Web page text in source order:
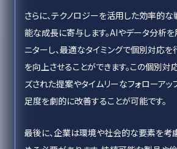
さらに、テクノロジーを活用した効率的
能な成長に寄与します。AIやデータ分析
ニターし、最適なタイミングで個別対応を
を向上させることができます。この個別対
ズされた提案やタイムリーなフォローア
足度を劇的に改善することが可能です。
最後に、企業は環境や社会的な要素を考